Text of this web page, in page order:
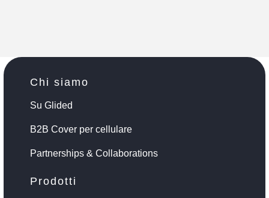
Chi siamo
Su Glided
B2B Cover per cellulare
Partnerships & Collaborations
Prodotti